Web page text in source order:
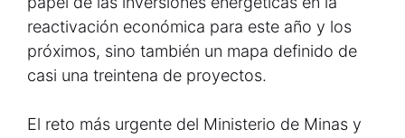
reactivación económica para este año y los
próximos, sino también un mapa definido de
casi una treintena de proyectos.
El reto más urgente del Ministerio de Minas y